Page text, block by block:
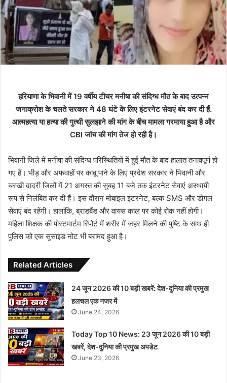
हरियाणा के भिवानी में 19 वर्षीय टीचर मनीषा की संदिग्ध मौत के बाद उत्पन्न
जनाक्रोश के चलते सरकार ने 48 घंटे के लिए इंटरनेट सेवाएं बंद कर दी हैं.
आत्महत्या या हत्या की गुत्थी सुलझाने की मांग के बीच मामला गरमाया हुआ है और
CBI जांच की मांग तेज हो रही है।
भिवानी जिले में मनीषा की संदिग्ध परिस्थितियों में हुई मौत के बाद हालात तनावपूर्ण हो
गए हैं। भीड़ और अफवाहों पर काबू पाने के लिए प्रदेश सरकार ने भिवानी और
चरखी दादरी जिलों में 21 अगस्त की सुबह 11 बजे तक इंटरनेट सेवाएं अस्थायी
रूप से निलंबित कर दी हैं। इस दौरान मोबाइल इंटरनेट, बल्क SMS और डोंगल
सेवाएं बंद रहेंगी। हालांकि, ब्राडबैंड और वायस काल पर कोई रोक नहीं होगी।
महिला शिक्षक की पोस्टमार्टम रिपोर्ट में शरीर में जहर मिलने की पुष्टि के साथ ही
पुलिस को एक सुसाइड नोट भी बरामद हुआ है।
Related Articles
24 जून 2026 की 10 बड़ी खबरें: देश-दुनिया की प्रमुख
हलचल एक नजर में
June 24, 2026
Today Top 10 News: 23 जून 2026 की 10 बड़ी
खबरें, देश-दुनिया की प्रमुख अपडेट
June 23, 2026